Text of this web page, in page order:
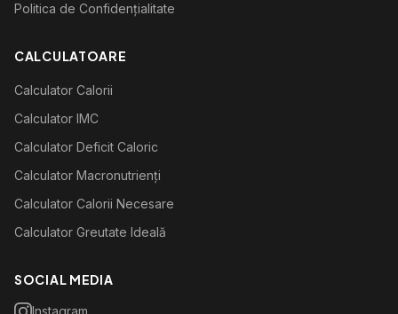
Politica de Confidențialitate
CALCULATOARE
Calculator Calorii
Calculator IMC
Calculator Deficit Caloric
Calculator Macronutrienți
Calculator Calorii Necesare
Calculator Greutate Ideală
SOCIAL MEDIA
Instagram